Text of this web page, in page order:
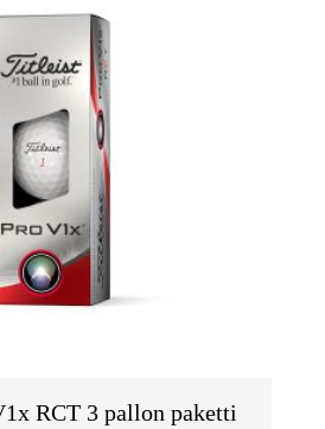
RCT 3 pallon paketti